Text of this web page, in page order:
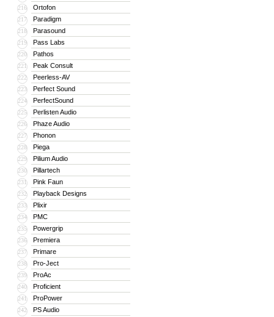
216 Ortofon
217 Paradigm
218 Parasound
219 Pass Labs
220 Pathos
221 Peak Consult
222 Peerless-AV
223 Perfect Sound
224 PerfectSound
225 Perlisten Audio
226 Phaze Audio
227 Phonon
228 Piega
229 Pilium Audio
230 Pillartech
231 Pink Faun
232 Playback Designs
233 Plixir
234 PMC
235 Powergrip
236 Premiera
237 Primare
238 Pro-Ject
239 ProAc
240 Proficient
241 ProPower
242 PS Audio